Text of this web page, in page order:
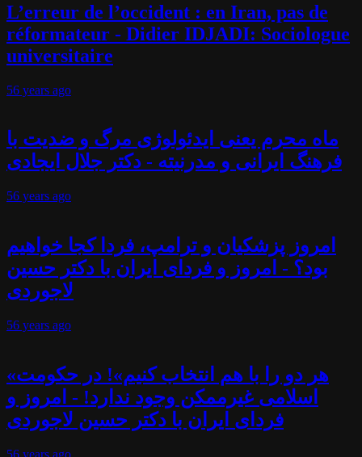
L’erreur de l’occident : en Iran, pas de
réformateur - Didier IDJADI: Sociologue
universitaire
56 years ago
ماه محرم یعنی ایدئولوژی مرگ و ضدیت با
فرهنگ ایرانی و مدرنیته - دکتر جلال ایجادی
56 years ago
امروز پزشکیان و ترامپ، فردا کجا خواهیم
بود؟ - امروز و فردای ایران با دکتر حسین
لاجوردی
56 years ago
«هر دو را با هم انتخاب کنیم»! در حکومت
اسلامی غیرممکن وجود ندارد! - امروز و
فردای ایران با دکتر حسین لاجوردی
56 years ago